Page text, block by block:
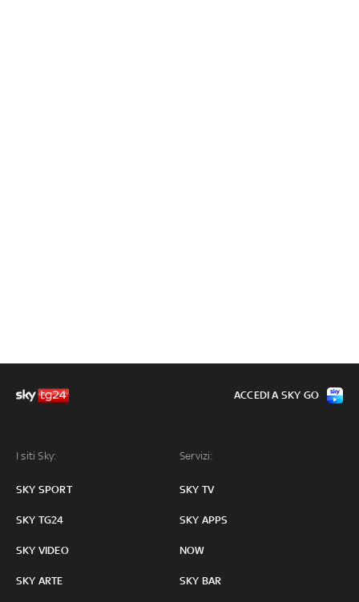
I siti Sky:
SKY SPORT
SKY TG24
SKY VIDEO
SKY ARTE
Servizi:
SKY TV
SKY APPS
NOW
SKY BAR
ACCEDI A SKY GO